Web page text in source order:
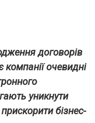
договорів
компанії очевидні
уникнути
бізнес-